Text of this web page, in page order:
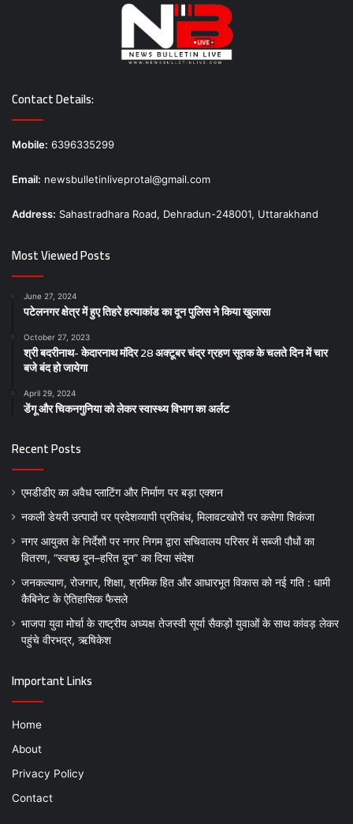
Contact Details:
Mobile: 6396335299
Email: newsbulletinliveprotal@gmail.com
Address: Sahastradhara Road, Dehradun-248001, Uttarakhand
Most Viewed Posts
June 27, 2024
पटेलनगर क्षेत्र में हुए तिहरे हत्याकांड का दून पुलिस ने किया खुलासा
October 27, 2023
श्री बदरीनाथ- केदारनाथ मंदिर 28 अक्टूबर चंद्र ग्रहण सूतक के चलते दिन में चार
बजे बंद हो जायेगा
April 29, 2024
डेंगू और चिकनगुनिया को लेकर स्वास्थ्य विभाग का अर्लट
Recent Posts
एमडीडीए का अवैध प्लाटिंग और निर्माण पर बड़ा एक्शन
नकली डेयरी उत्पादों पर प्रदेशव्यापी प्रतिबंध, मिलावटखोरों पर कसेगा शिकंजा
नगर आयुक्त के निर्देशों पर नगर निगम द्वारा सचिवालय परिसर में सब्जी पौधों का
वितरण, “स्वच्छ दून–हरित दून” का दिया संदेश
जनकल्याण, रोजगार, शिक्षा, श्रमिक हित और आधारभूत विकास को नई गति : धामी
कैबिनेट के ऐतिहासिक फैसले
भाजपा युवा मोर्चा के राष्ट्रीय अध्यक्ष तेजस्वी सूर्या सैकड़ों युवाओं के साथ कांवड़ लेकर
पहुंचे वीरभद्र, ऋषिकेश
Important Links
Home
About
Privacy Policy
Contact